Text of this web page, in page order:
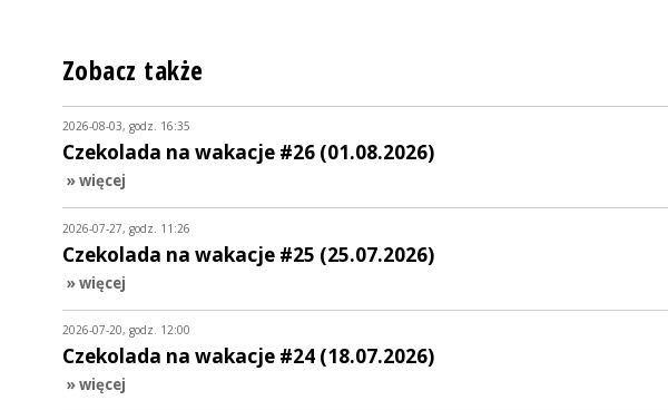
Zobacz także
2026-08-03, godz. 16:35
Czekolada na wakacje #26 (01.08.2026)
» więcej
2026-07-27, godz. 11:26
Czekolada na wakacje #25 (25.07.2026)
» więcej
2026-07-20, godz. 12:00
Czekolada na wakacje #24 (18.07.2026)
» więcej